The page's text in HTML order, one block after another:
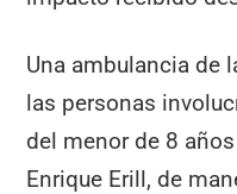
Una ambulancia de
las personas
del menor de 8
Enrique Erill, de